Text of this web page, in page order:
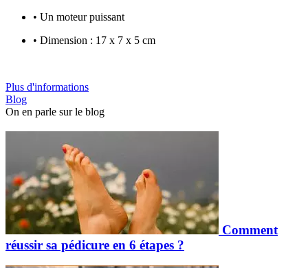
• Un moteur puissant
• Dimension : 17 x 7 x 5 cm
Plus d'informations
Blog
On en parle sur le blog
Comment
réussir sa pédicure en 6 étapes ?